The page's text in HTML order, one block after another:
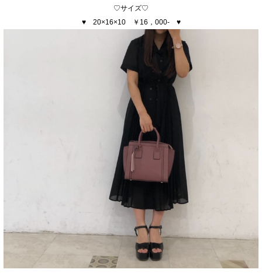
♡サイズ♡
♥ 20×16×10 ￥16，000- ♥